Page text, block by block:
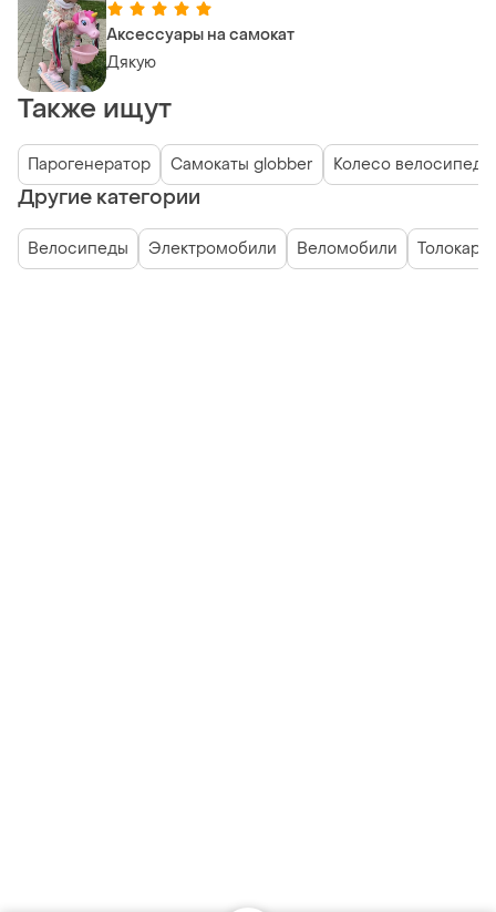
Аксессуары на самокат
Дякую
Также ищут
Парогенератор Самокаты globber Колесо
Другие категории
Велосипеды Электромобили Веломобили